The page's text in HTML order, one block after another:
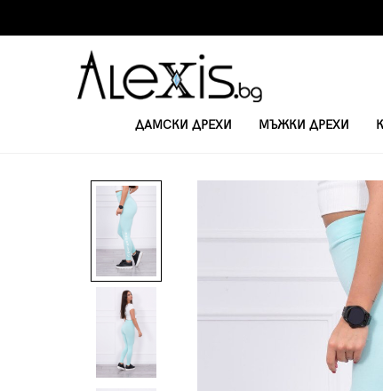
ДАМСКИ ДРЕХИ МЪЖКИ ДРЕХИ